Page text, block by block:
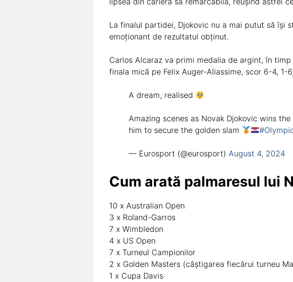
La finalul partidei, Djokovic nu a mai putut să își
emoționant de rezultatul obținut.
Carlos Alcaraz va primi medalia de argint, în
finala mică pe Felix Auger-Aliassime, scor 6-4, 1-
A dream, realised
Amazing scenes as Novak Djokovic wins
him to secure the golden slam
— Eurosport (@eurosport) August 4, 2024
Cum arată palmaresul lui
10 x Australian Open
3 x Roland-Garros
7 x Wimbledon
4 x US Open
7 x Turneul Campionilor
2 x Golden Masters (câștigarea fiecărui turneu
1 x Cupa Davis